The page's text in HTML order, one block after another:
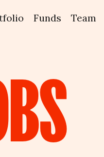
Funds Team